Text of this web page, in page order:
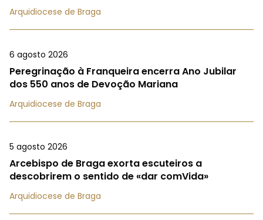
Arquidiocese de Braga
6 agosto 2026
Peregrinação à Franqueira encerra Ano Jubilar
dos 550 anos de Devoção Mariana
Arquidiocese de Braga
5 agosto 2026
Arcebispo de Braga exorta escuteiros a
descobrirem o sentido de «dar comVida»
Arquidiocese de Braga